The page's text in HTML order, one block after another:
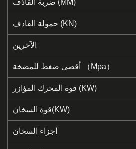
ضربة القاذف (MM)
حمولة القاذف (KN)
الآخرين
أقصى ضغط للمضخة （Mpa）
قوة المحرك المؤازر (KW)
قوة السخان(KW)
أجزاء السخان